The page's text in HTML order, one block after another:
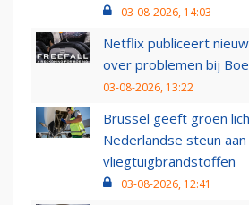
03-08-2026, 14:03
Netflix publiceert
over problemen bij
03-08-2026, 13:22
Brussel geeft groen
Nederlandse steun
vliegtuigbrandstoffen
03-08-2026, 12:41